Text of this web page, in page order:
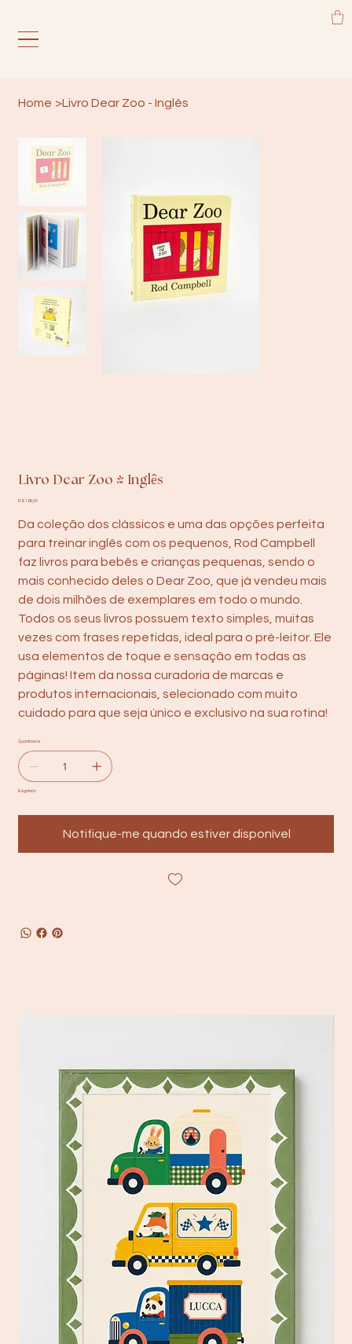
Home >Livro Dear Zoo - Inglês
Livro Dear Zoo - Inglês
Preço
R$ 168,00
Da coleção dos clássicos e uma das opções perfeita
para treinar inglês com os pequenos, Rod Campbell
faz livros para bebês e crianças pequenas, sendo o
mais conhecido deles o Dear Zoo, que já vendeu mais
de dois milhões de exemplares em todo o mundo.
Todos os seus livros possuem texto simples, muitas
vezes com frases repetidas, ideal para o pré-leitor. Ele
usa elementos de toque e sensação em todas as
páginas! Item da nossa curadoria de marcas e
produtos internacionais, selecionado com muito
cuidado para que seja único e exclusivo na sua rotina!
Quantidade
Esgotado
Notifique-me quando estiver disponível